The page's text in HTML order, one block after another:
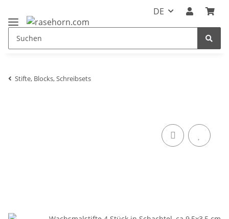
DE
Stifte, Blocks, Schreibsets